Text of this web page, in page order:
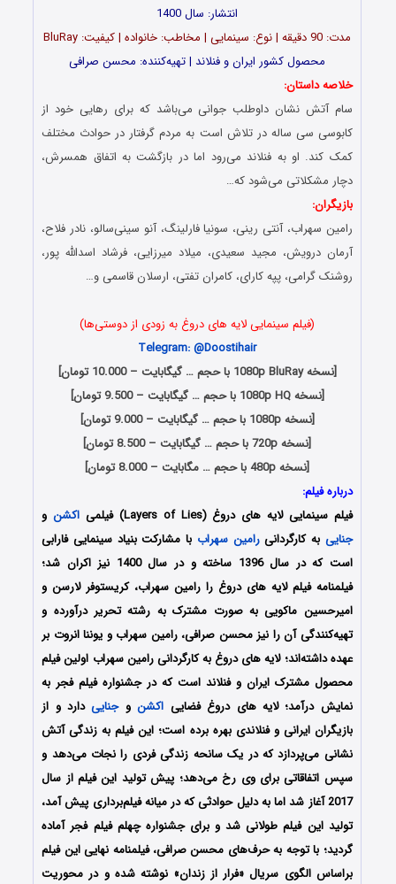
انتشار: سال 1400
مدت‌‌: 90 دقیقه | نوع: سینمایی | مخاطب: خانواده | کیفیت: BluRay
محصول کشور ایران و فنلاند | تهیه‎‌کننده: محسن صرافی
خلاصه داستان:
سام آتش نشان داوطلب جوانی می‌باشد که برای رهایی خود از
کابوسی سی ساله در تلاش است به مردم گرفتار در حوادث مختلف
کمک کند. او به فنلاند می‌رود اما در بازگشت به اتفاق همسرش،
دچار مشکلاتی می‌شود که…
بازیگران:
رامین سهراب، آنتی رینی، سونیا فارلینگ، آنو سینی‌سالو، نادر فلاح،
آرمان درویش، مجید سعیدی، میلاد میرزایی، فرشاد اسدالله پور،
روشنک گرامی، پپه کارای، کامران تفتی، ارسلان قاسمی و…
(فیلم سینمایی لایه های دروغ به زودی از دوستی‌ها)
Telegram: @Doostihair
[نسخه 1080p BluRay با حجم … گیگابایت – 10.000 تومان]
[نسخه 1080p HQ با حجم … گیگابایت – 9.500 تومان]
[نسخه 1080p با حجم … گیگابایت – 9.000 تومان]
[نسخه 720p با حجم … گیگابایت – 8.500 تومان]
[نسخه 480p با حجم … مگابایت – 8.000 تومان]
درباره فیلم:
فیلم سینمایی لایه های دروغ (Layers of Lies) فیلمی
اکشنو
جنایی به کارگردانیرامین سهراب با مشارکت بنیاد سینمایی فارابی
است که در سال 1396 ساخته و در سال 1400 نیز اکران شد؛
فیلمنامه فیلم لایه های دروغ را رامین سهراب، کریستوفر لارسن و
امیرحسین ماکویی به صورت مشترک به رشته تحریر درآورده و
تهیه‌کنندگی آن را نیز محسن صرافی، رامین سهراب و یوننا انروت بر
عهده داشته‌‌‌اند؛ لایه های دروغ به کارگردانی رامین سهراب اولین فیلم
محصول مشترک ایران و فنلاند است که در جشنواره فیلم فجر به
نمایش درآمد؛ لایه های دروغ فضایی اکشنوجناییدارد و از
بازیگران ایرانی و فنلاندی بهره برده است؛ این فیلم به زندگی آتش
نشانی می‌پردازد که در یک سانحه زندگی فردی را نجات می‌دهد و
سپس اتفاقاتی برای وی رخ می‌دهد؛ پیش‌ تولید این فیلم از سال
2017 آغاز شد اما به دلیل حوادثی که در میانه فیلم‌برداری پیش آمد،
تولید این فیلم طولانی شد و برای جشنواره چهلم فیلم فجر آماده
گردید؛ با توجه به حرف‌های محسن صرافی، فیلمنامه نهایی این فیلم
براساس الگوی سریال «فرار از زندان» نوشته شده و در محوریت